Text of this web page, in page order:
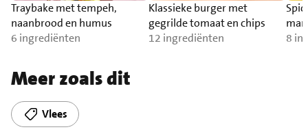
Traybake met tempeh,
naanbrood en humus
6 ingrediënten
Klassieke burger met
gegrilde tomaat en chips
12 ingrediënten
8
Meer zoals dit
Vlees